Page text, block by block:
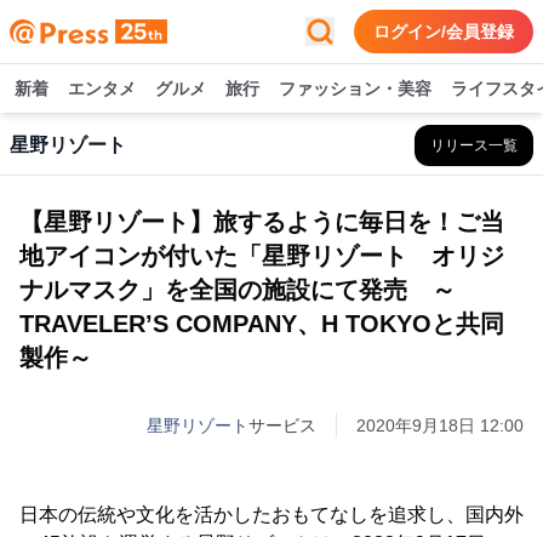
ログイン/会員登録
新着 エンタメ グルメ 旅行 ファッション・美容 ライフスタ
星野リゾート リリース一覧
【星野リゾート】旅するように毎日を！ご当
地アイコンが付いた「星野リゾート オリジ
ナルマスク」を全国の施設にて発売 ～
TRAVELER’S COMPANY、H TOKYOと共同
製作～
星野リゾートサービス 2020年9月18日 12:00
日本の伝統や文化を活かしたおもてなしを追求し、国内外